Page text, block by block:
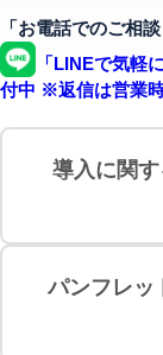
「お電話でのご相
「LINEで気軽
付中 ※返信は営業時
導入に関
パンフレッ